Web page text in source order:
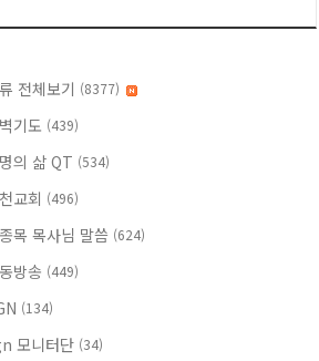
전체보기 (8377)
기도 (439)
의 삶 QT (534)
교회 (496)
목 목사님 말씀 (624)
방송 (449)
(134)
모니터단 (34)